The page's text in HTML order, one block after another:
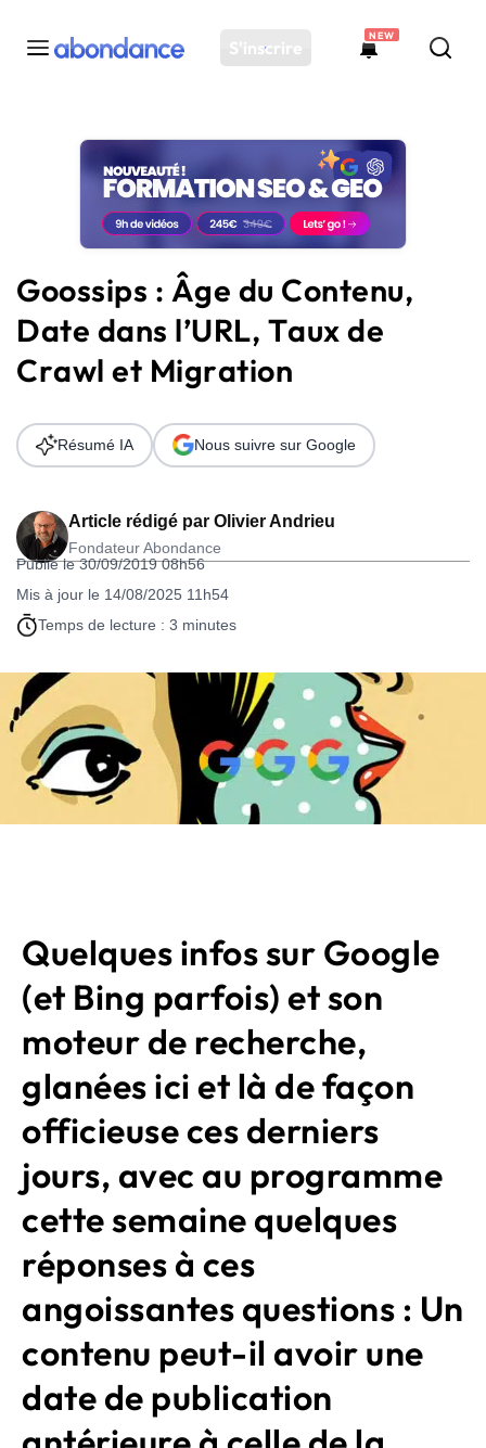
S'inscrire
NEW
Toutes les actus
Actus SEO
Plateforme
Solutions
Ressources
Audit SEO
Goossips : Âge du Contenu,
Date dans l’URL, Taux de
Crawl et Migration
Article rédigé par Olivier Andrieu
Fondateur Abondance
Publié le 30/09/2019 08h56
Mis à jour le 14/08/2025 11h54
Temps de lecture : 3 minutes
Résumé IA Nous suivre sur Google
Quelques infos sur Google
(et Bing parfois) et son
moteur de recherche,
glanées ici et là de façon
officieuse ces derniers
jours, avec au programme
cette semaine quelques
réponses à ces
angoissantes questions : Un
contenu peut-il avoir une
date de publication